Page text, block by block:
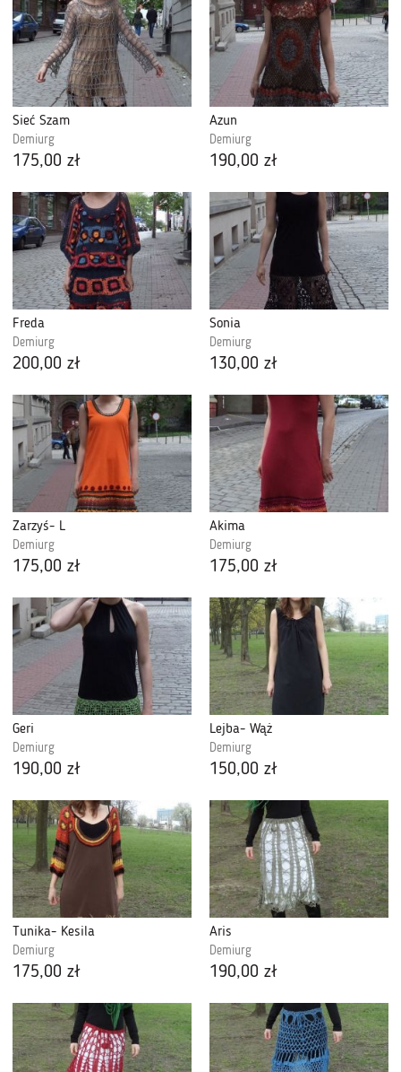
Sieć Szam
Demiurg
175,00 zł
Azun
Demiurg
190,00 zł
Freda
Demiurg
200,00 zł
Sonia
Demiurg
130,00 zł
Żarzyś- L
Demiurg
175,00 zł
Akima
Demiurg
175,00 zł
Geri
Demiurg
190,00 zł
Lejba- Wąż
Demiurg
150,00 zł
Tunika- Kesila
Demiurg
175,00 zł
Aris
Demiurg
190,00 zł